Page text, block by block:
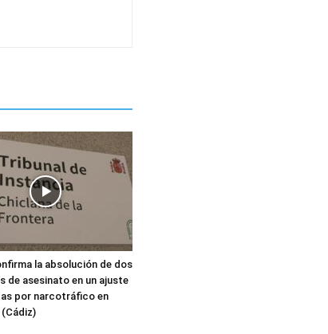
la absolución de dos
de asesinato en un ajuste
por narcotráfico en
(Cádiz)